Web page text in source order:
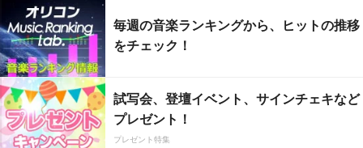
毎週の音楽ランキングから、ヒットの推移
をチェック！
試写会、登壇イベント、サインチェキなど
プレゼント！
プレゼント特集